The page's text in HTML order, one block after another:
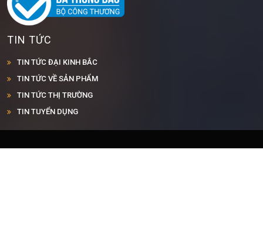
TIN TỨC
TIN TỨC ĐẠI KINH BẮC
TIN TỨC VỀ SẢN PHẨM
TIN TỨC THỊ TRƯỜNG
TIN TUYỂN DỤNG